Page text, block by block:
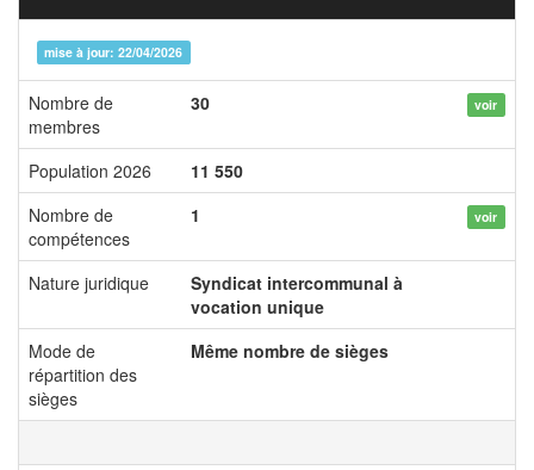
mise à jour: 22/04/2026
Nombre de
membres
30 voir
Population 2026
11 550
Nombre de
compétences
1 voir
Nature juridique
Syndicat intercommunal à
vocation unique
Mode de
répartition des
sièges
Même nombre de sièges